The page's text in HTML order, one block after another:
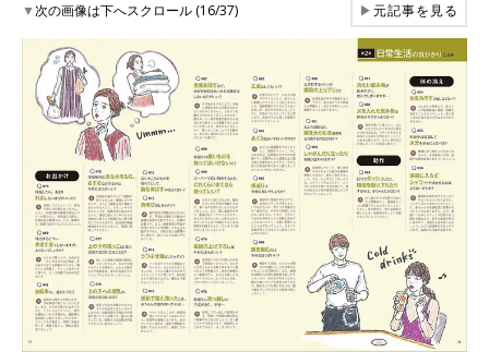
▼次の画像は下へスクロール (16/37) ▶元記事を見る